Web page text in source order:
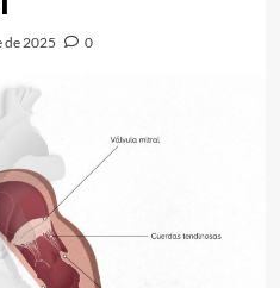
de 2025 0